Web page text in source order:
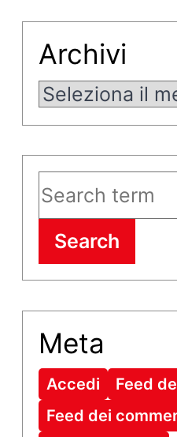
Archivi
Archivi
Search
Meta
Accedi
Feed
Feed dei